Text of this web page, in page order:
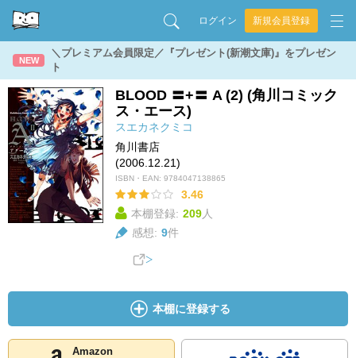
ログイン 新規会員登録
NEW
＼プレミアム会員限定／『プレゼント(新潮文庫)』をプレゼン
ト
BLOOD 〓+〓 A (2) (角川コミック
ス・エース)
スエカネクミコ
角川書店
(2006.12.21)
ISBN・EAN: 9784047138865
3.46
本棚登録: 209人
感想: 9件
本棚に登録する
Amazon